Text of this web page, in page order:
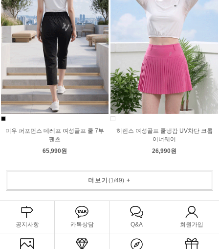
미우 퍼포먼스 데레프 여성골프 쿨 7부
팬츠
65,990원
히렌스 여성골프 쿨냉감 UV차단 크롭
이너웨어
26,990원
더보기 (1/49) +
공지사항 카톡상담 Q&A 회원가입